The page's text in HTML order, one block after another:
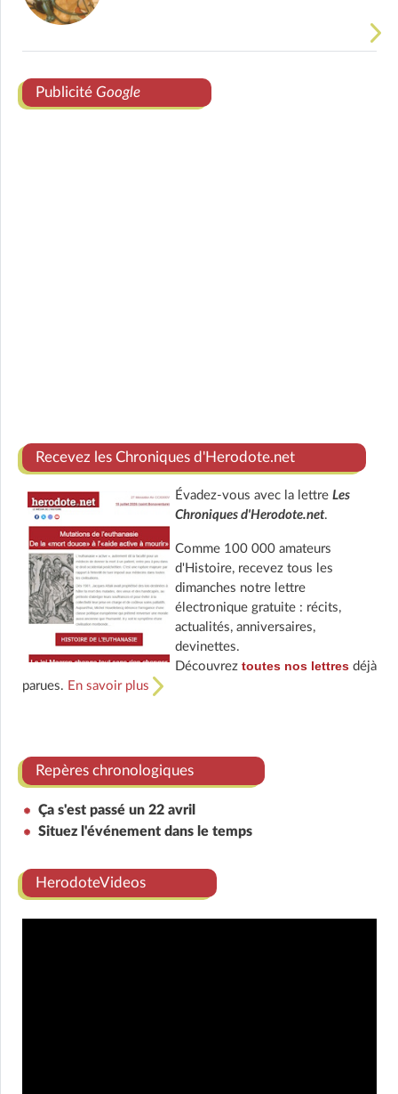
Publicité Google
Recevez les Chroniques d'Herodote.net
Évadez-vous avec la lettre Les
Chroniques d'Herodote.net.
Comme 100 000 amateurs
d'Histoire, recevez tous les
dimanches notre lettre
électronique gratuite : récits,
actualités, anniversaires,
devinettes.
Découvrez toutes nos lettresdéjà
parues. En savoir plus
Repères chronologiques
Ça s'est passé un 22 avril
Situez l'événement dans le temps
HerodoteVideos